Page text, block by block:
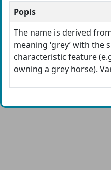
Popis
The name is derived
meaning ‘grey’ with the
characteristic feature
owning a grey horse).